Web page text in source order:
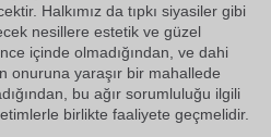
Halkımız da tıpkı siyasiler gibi
nesillere estetik ve güzel
içinde olmadığından, ve dahi
onuruna yaraşır bir mahallede
bu ağır sorumluluğu ilgili
birlikte faaliyete geçmelidir.